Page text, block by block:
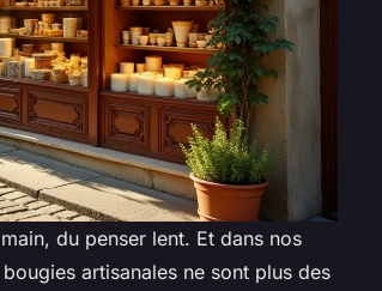
du penser lent. Et dans nos
artisanales ne sont plus des